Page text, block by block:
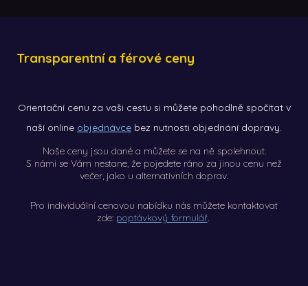
Transparentní a férové ceny
Orientační cenu za vaši cestu si můžete pohodlně spočítatv
naší online objednávce bez nutnosti objednání dopravy.
Naše ceny jsou dané a můžete se na ně spolehnout.
S námi se Vám nestane, že pojedete ráno za jinou cenu než
večer, jako u alternativních doprav.
Pro individuální cenovou nabídku nás můžete kontaktovat
zde: poptávkový formulář.